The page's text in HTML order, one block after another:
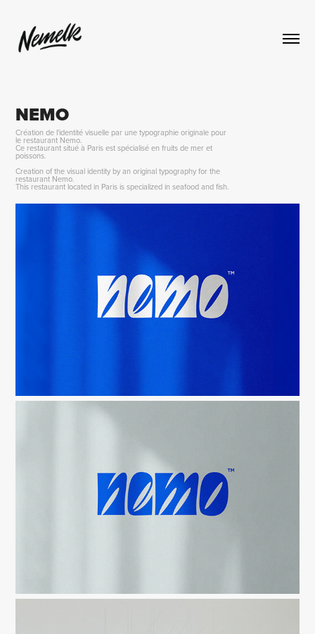
NEMO
Création de l'identité visuelle par une typographie originale pour
le restaurant Nemo.
Ce restaurant situé à Paris est spécialisé en fruits de mer et
poissons.
Creation of the visual identity by an original typography for the
restaurant Nemo.
This restaurant located in Paris is specialized in seafood and fish.